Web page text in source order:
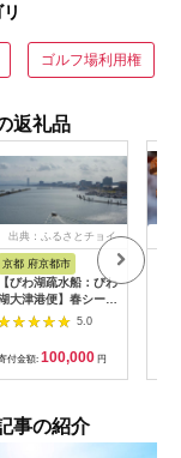
ゴルフ場利用権
返礼品
出典：ふるさとチョイ
京都 府京都市
【びわ湖疏水船：びわ
大津港便】春シーズ
ン先行予約権（２名様
分の乗船予約の権利）
5.0
付金額: 100,000 円
事の紹介